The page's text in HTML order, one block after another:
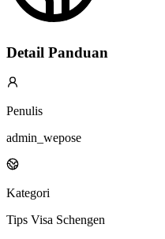
Detail Panduan
Penulis
admin_wepose
Kategori
Tips Visa Schengen